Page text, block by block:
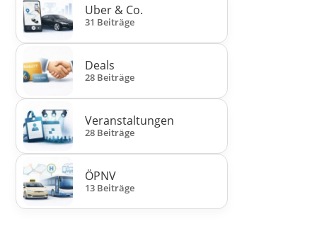
Uber & Co.
31 Beiträge
Deals
28 Beiträge
Veranstaltungen
28 Beiträge
ÖPNV
13 Beiträge